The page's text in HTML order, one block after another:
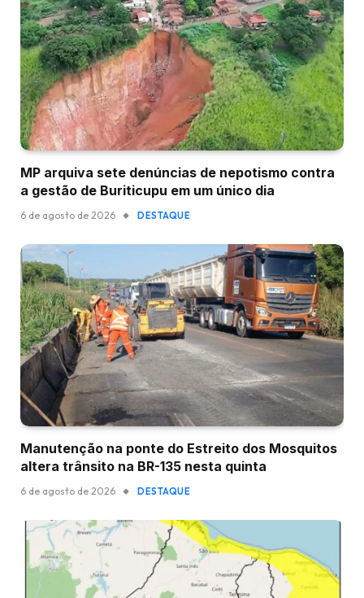
MP arquiva sete denúncias de nepotismo contra
a gestão de Buriticupu em um único dia
6 de agosto de 2026 DESTAQUE
Manutenção na ponte do Estreito dos Mosquitos
altera trânsito na BR-135 nesta quinta
6 de agosto de 2026 DESTAQUE